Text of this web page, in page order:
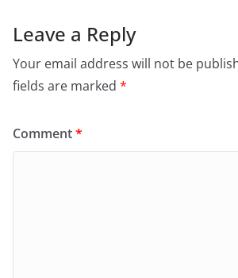
Leave a Reply
Your email address will not be
fields are marked *
Comment*